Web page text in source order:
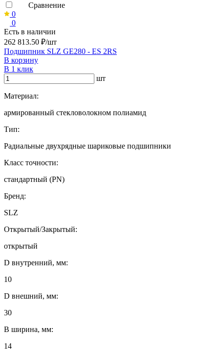
Сравнение
0
0
Есть в наличии
262 813.50 ₽/шт
Подшипник SLZ GE280 - ES 2RS
В корзину
В 1 клик
шт
Материал:
армированный стекловолокном полиамид
Тип:
Радиальные двухрядные шариковые подшипники
Класс точности:
стандартный (PN)
Бренд:
SLZ
Открытый/Закрытый:
открытый
D внутренний, мм:
10
D внешний, мм:
30
B ширина, мм:
14